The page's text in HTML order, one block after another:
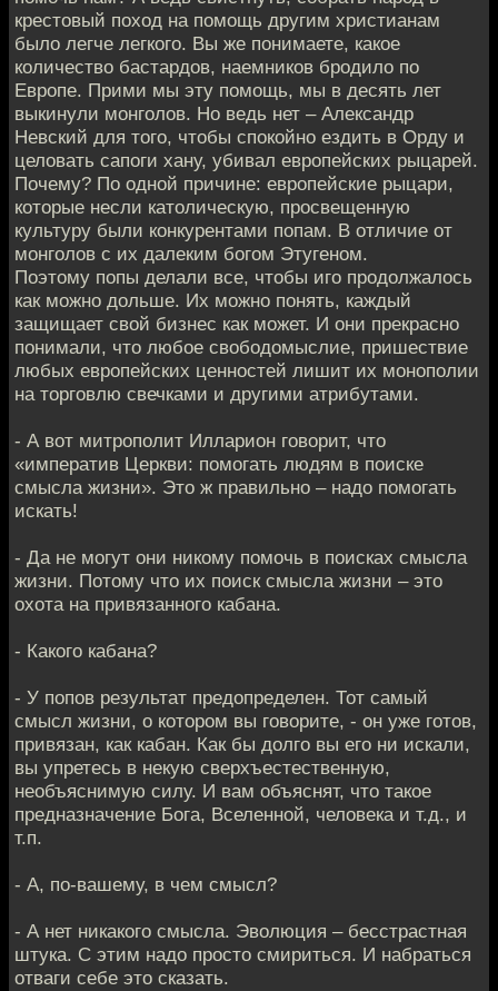
крестовый поход на помощь другим христианам
было легче легкого. Вы же понимаете, какое
количество бастардов, наемников бродило по
Европе. Прими мы эту помощь, мы в десять лет
выкинули монголов. Но ведь нет – Александр
Невский для того, чтобы спокойно ездить в Орду и
целовать сапоги хану, убивал европейских рыцарей.
Почему? По одной причине: европейские рыцари,
которые несли католическую, просвещенную
культуру были конкурентами попам. В отличие от
монголов с их далеким богом Этугеном.
Поэтому попы делали все, чтобы иго продолжалось
как можно дольше. Их можно понять, каждый
защищает свой бизнес как может. И они прекрасно
понимали, что любое свободомыслие, пришествие
любых европейских ценностей лишит их монополии
на торговлю свечками и другими атрибутами.
- А вот митрополит Илларион говорит, что
«императив Церкви: помогать людям в поиске
смысла жизни». Это ж правильно – надо помогать
искать!
- Да не могут они никому помочь в поисках смысла
жизни. Потому что их поиск смысла жизни – это
охота на привязанного кабана.
- Какого кабана?
- У попов результат предопределен. Тот самый
смысл жизни, о котором вы говорите, - он уже готов,
привязан, как кабан. Как бы долго вы его ни искали,
вы упретесь в некую сверхъестественную,
необъяснимую силу. И вам объяснят, что такое
предназначение Бога, Вселенной, человека и т.д., и
т.п.
- А, по-вашему, в чем смысл?
- А нет никакого смысла. Эволюция – бесстрастная
штука. С этим надо просто смириться. И набраться
отваги себе это сказать.